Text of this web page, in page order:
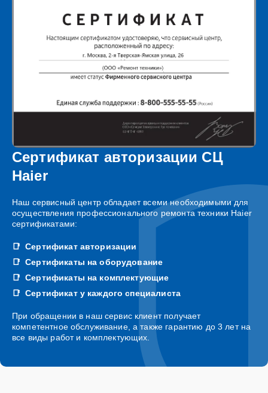
Сертификат авторизации СЦ
Haier
Наш сервисный центр обладает всеми необходимыми для
осуществления профессионального ремонта техники Haier
сертификатами:
Сертификат авторизации
Сертификаты на оборудование
Сертификаты на комплектующие
Сертификат у каждого специалиста
При обращении в наш сервис клиент получает
компетентное обслуживание, а также гарантию до 3 лет на
все виды работ и комплектующих.